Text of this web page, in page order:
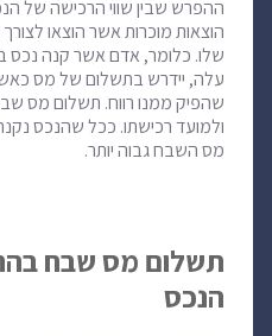
ההפרש שבין שווי הרכישה של
הוצאות מוכרות אשר הוצאו
שלו. כלומר, אדם אשר קנה נכס
עלה, יידרש בתשלום של מס
שהפיק ממנו רווח. תשלום מס
מס השבח גבוה יותר.
תשלום מס שבח
הנכס